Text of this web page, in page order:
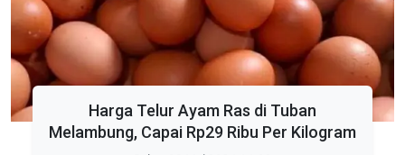
Harga Telur Ayam Ras di Tuban
Melambung, Capai Rp29 Ribu Per Kilogram